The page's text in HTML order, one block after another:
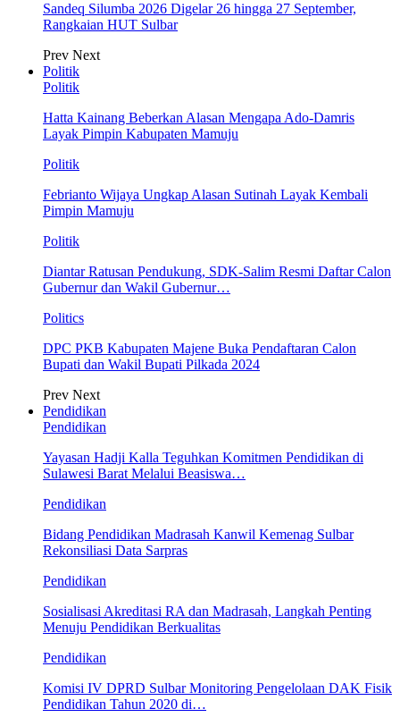
Sandeq Silumba 2026 Digelar 26 hingga 27 September,
Rangkaian HUT Sulbar
Prev Next
Politik
Politik
Hatta Kainang Beberkan Alasan Mengapa Ado-Damris
Layak Pimpin Kabupaten Mamuju
Politik
Febrianto Wijaya Ungkap Alasan Sutinah Layak Kembali
Pimpin Mamuju
Politik
Diantar Ratusan Pendukung, SDK-Salim Resmi Daftar Calon
Gubernur dan Wakil Gubernur…
Politics
DPC PKB Kabupaten Majene Buka Pendaftaran Calon
Bupati dan Wakil Bupati Pilkada 2024
Prev Next
Pendidikan
Pendidikan
Yayasan Hadji Kalla Teguhkan Komitmen Pendidikan di
Sulawesi Barat Melalui Beasiswa…
Pendidikan
Bidang Pendidikan Madrasah Kanwil Kemenag Sulbar
Rekonsiliasi Data Sarpras
Pendidikan
Sosialisasi Akreditasi RA dan Madrasah, Langkah Penting
Menuju Pendidikan Berkualitas
Pendidikan
Komisi IV DPRD Sulbar Monitoring Pengelolaan DAK Fisik
Pendidikan Tahun 2020 di…